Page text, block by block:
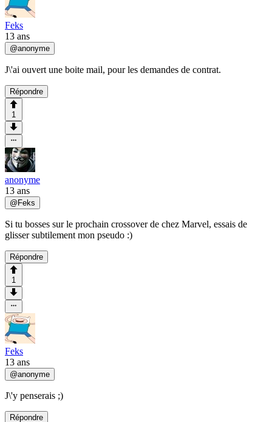
Feks
13 ans
@anonyme
J\'ai ouvert une boite mail, pour les demandes de contrat.
Répondre
1
anonyme
13 ans
@ Feks
Si tu bosses sur le prochain crossover de chez Marvel, essais de
glisser subtilement mon pseudo :)
Répondre
1
Feks
13 ans
@anonyme
J\'y penserais ;)
Répondre